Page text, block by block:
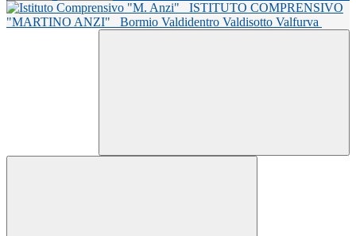
ISTITUTO COMPRENSIVO
"MARTINO ANZI"
Bormio Valdidentro Valdisotto Valfurva